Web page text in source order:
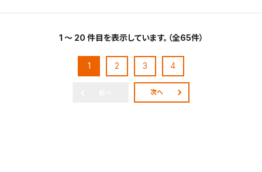
1 ～ 20 件目を表示しています。（全65件）
1 2 3 4
次へ